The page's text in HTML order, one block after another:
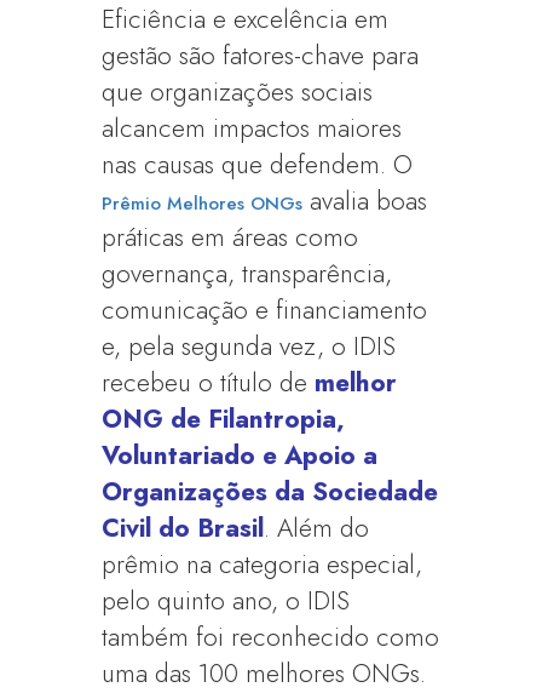
Eficiência e excelência em
gestão são fatores-chave para
que organizações sociais
alcancem impactos maiores
nas causas que defendem. O
Prêmio Melhores ONGs avalia boas
práticas em áreas como
governança, transparência,
comunicação e financiamento
e, pela segunda vez, o IDIS
recebeu o título de melhor
ONG de Filantropia,
Voluntariado e Apoio a
Organizações da Sociedade
Civil do Brasil. Além do
prêmio na categoria especial,
pelo quinto ano, o IDIS
também foi reconhecido como
uma das 100 melhores ONGs.